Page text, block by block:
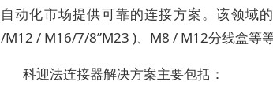
自动化市场提供可靠的连接方案。该领域
/M12 / M16/7/8”M23 )、M8 / M12分线盒等等
科迎法连接器解决方案主要包括：